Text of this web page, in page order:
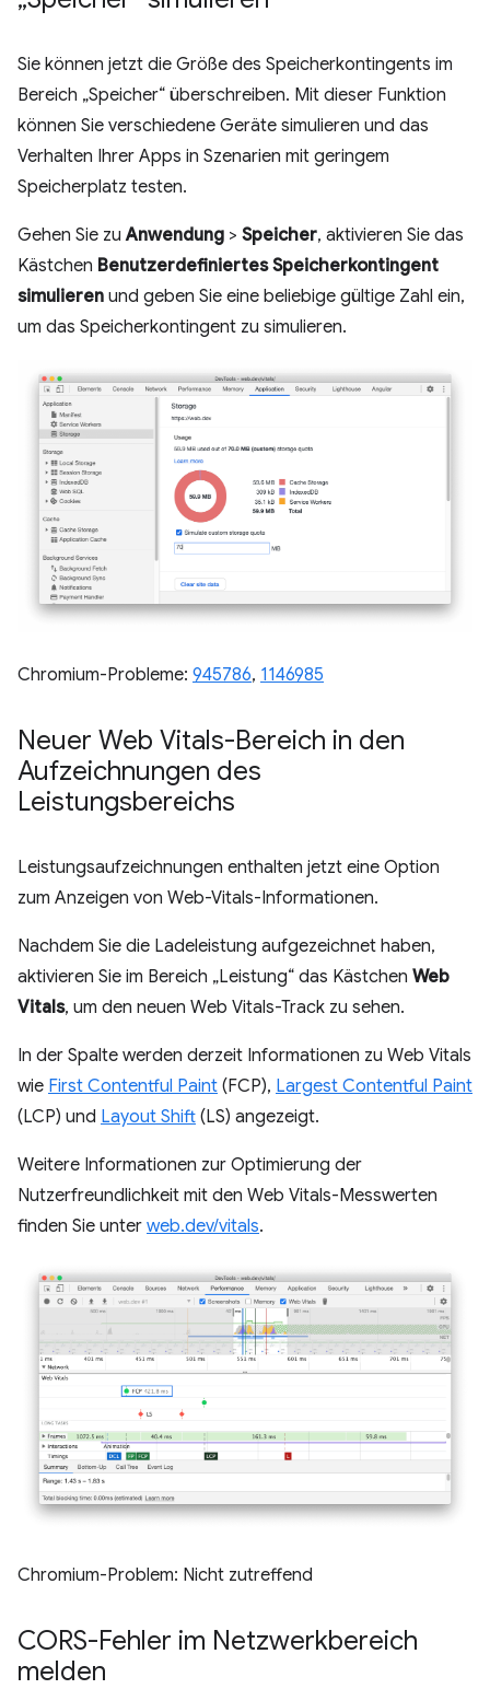
Sie können jetzt die Größe des Speicherkontingents im
Bereich „Speicher“ überschreiben. Mit dieser Funktion
können Sie verschiedene Geräte simulieren und das
Verhalten Ihrer Apps in Szenarien mit geringem
Speicherplatz testen.
Gehen Sie zuAnwendung > Speicher, aktivieren Sie das
Kästchen Benutzerdefiniertes Speicherkontingent
simulieren und geben Sie eine beliebige gültige Zahl ein,
um das Speicherkontingent zu simulieren.
Chromium-Probleme: 945786, 1146985
Neuer Web Vitals-Bereich in den
Aufzeichnungen des
Leistungsbereichs
Leistungsaufzeichnungen enthalten jetzt eine Option
zum Anzeigen von Web-Vitals-Informationen.
Nachdem Sie die Ladeleistung aufgezeichnet haben,
aktivieren Sie im Bereich „Leistung“ das Kästchen Web
Vitals, um den neuen Web Vitals-Track zu sehen.
In der Spalte werden derzeit Informationen zu Web Vitals
wie First Contentful Paint (FCP), Largest Contentful Paint
(LCP) und Layout Shift (LS) angezeigt.
Weitere Informationen zur Optimierung der
Nutzerfreundlichkeit mit den Web Vitals-Messwerten
finden Sie unter web.dev/vitals.
Chromium-Problem: Nicht zutreffend
CORS-Fehler im Netzwerkbereich
melden